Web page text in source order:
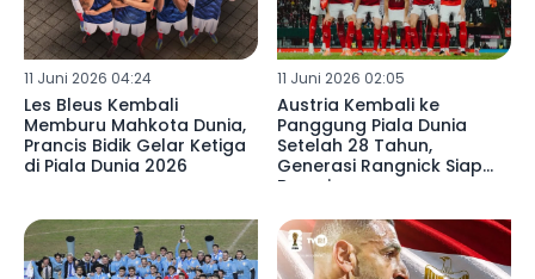
11 Juni 2026 04:24
Les Bleus Kembali
Memburu Mahkota Dunia,
Prancis Bidik Gelar Ketiga
di Piala Dunia 2026
11 Juni 2026 02:05
Austria Kembali ke
Panggung Piala Dunia
Setelah 28 Tahun,
Generasi Rangnick Siap
Bersaing